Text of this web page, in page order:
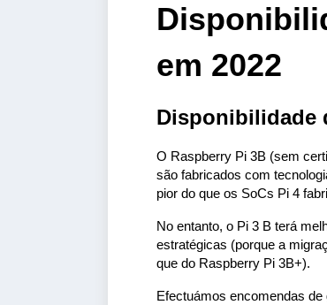
em 2022
Disponibilidade
O Raspberry Pi 3B (sem
são fabricados com
pior do que os SoCs Pi 4
No entanto, o Pi 3 B terá
estratégicas (porque a
que do Raspberry Pi 3B+).
Efectuámos encomendas